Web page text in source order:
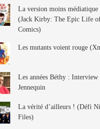
La version moins médiatique
(Jack Kirby: The Epic Life
Comics)
Les mutants voient rouge
Les années Béthy : Interview
Jennequin
La vérité d’ailleurs ! (Défi
Files)